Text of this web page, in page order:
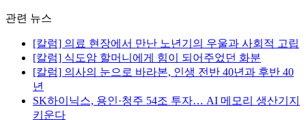
관련 뉴스
[칼럼] 의료 현장에서 만난 노년기의 우울과 사회적 고립
[칼럼] 식도암 할머니에게 힘이 되어주었던 화분
[칼럼] 의사의 눈으로 바라본, 인생 전반 40년과 후반 40
년
SK하이닉스, 용인·청주 54조 투자… AI 메모리 생산기지
키운다